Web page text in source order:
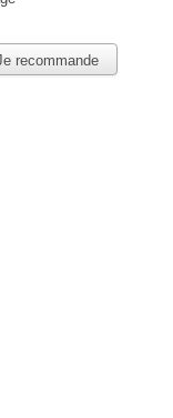
recommande